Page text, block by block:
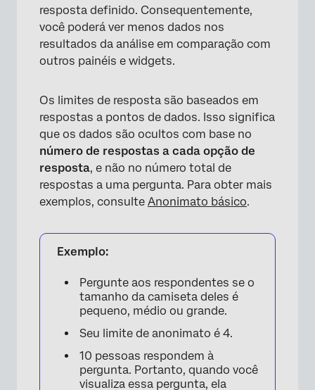
resposta definido. Consequentemente,
você poderá ver menos dados nos
resultados da análise em comparação com
outros painéis e widgets.
Os limites de resposta são baseados em
respostas a pontos de dados. Isso significa
que os dados são ocultos com base no
número de respostas a cada opção de
resposta, e não no número total de
respostas a uma pergunta. Para obter mais
exemplos, consulte Anonimato básico.
Exemplo:
Pergunte aos respondentes se o
tamanho da camiseta deles é
pequeno, médio ou grande.
Seu limite de anonimato é 4.
10 pessoas respondem à
pergunta. Portanto, quando você
visualiza essa pergunta, ela